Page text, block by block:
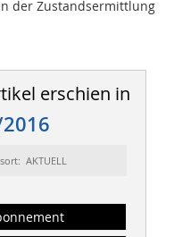
der Zustandsermittlung
erschien in
AKTUELL